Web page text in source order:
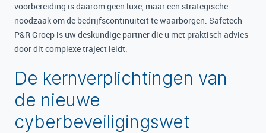
voorbereiding is daarom geen luxe, maar een strategische
noodzaak om de bedrijfscontinuïteit te waarborgen. Safetech
P&R Groep is uw deskundige partner die u met praktisch advies
door dit complexe traject leidt.
De kernverplichtingen van
de nieuwe
cyberbeveiligingswet